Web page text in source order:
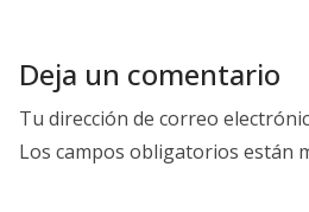
Deja un comentario
Tu dirección de correo
Los campos obligatorios están